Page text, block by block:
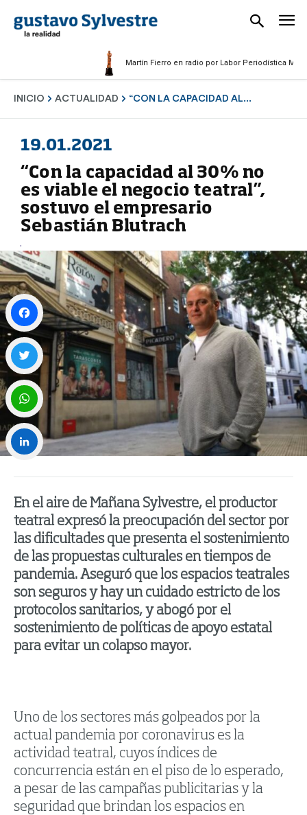
Martín Fierro en radio por Labor Periodística Masculina
INICIO ACTUALIDAD “CON LA CAPACIDAD AL...
19.01.2021
“Con la capacidad al 30% no
es viable el negocio teatral”,
sostuvo el empresario
Sebastián Blutrach
En el aire de Mañana Sylvestre, el productor
teatral expresó la preocupación del sector por
las dificultades que presenta el sostenimiento
de las propuestas culturales en tiempos de
pandemia. Aseguró que los espacios teatrales
son seguros y hay un cuidado estricto de los
protocolos sanitarios, y abogó por el
sostenimiento de políticas de apoyo estatal
para evitar un colapso mayor.
Uno de los sectores más golpeados por la
actual pandemia por coronavirus es la
actividad teatral, cuyos índices de
concurrencia están en el piso de lo esperado,
a pesar de las campañas publicitarias y la
seguridad que brindan los espacios en
Facebook
Twitter
WhatsApp